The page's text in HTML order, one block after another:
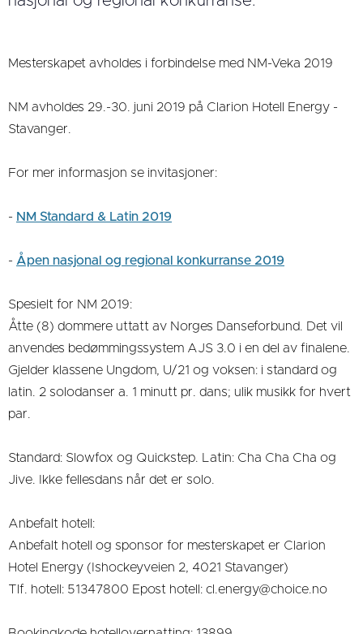
Mesterskapet avholdes i forbindelse med NM-Veka 2019
NM avholdes 29.-30. juni 2019 på Clarion Hotell Energy -
Stavanger.
For mer informasjon se invitasjoner:
- NM Standard & Latin 2019
- Åpen nasjonal og regional konkurranse 2019
Spesielt for NM 2019:
Åtte (8) dommere uttatt av Norges Danseforbund. Det vil
anvendes bedømmingssystem AJS 3.0 i en del av finalene.
Gjelder klassene Ungdom, U/21 og voksen: i standard og
latin. 2 solodanser a. 1 minutt pr. dans; ulik musikk for hvert
par.
Standard: Slowfox og Quickstep. Latin: Cha Cha Cha og
Jive. Ikke fellesdans når det er solo.
Anbefalt hotell:
Anbefalt hotell og sponsor for mesterskapet er Clarion
Hotel Energy (Ishockeyveien 2, 4021 Stavanger)
Tlf. hotell: 51347800 Epost hotell: cl.energy@choice.no